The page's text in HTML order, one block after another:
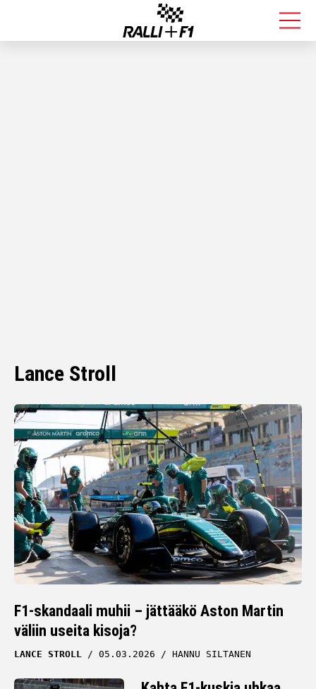
Lance Stroll
F1-skandaali muhii – jättääkö Aston Martin
väliin useita kisoja?
LANCE STROLL 05.03.2026 HANNU SILTANEN